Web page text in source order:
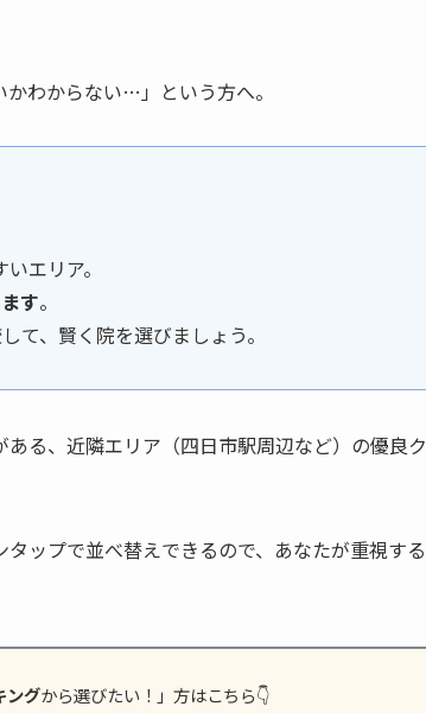
わからない…」という方へ。
エリア。
す。
て、賢く院を選びましょう。
る、近隣エリア（四日市駅周辺など）の優良ク
タップで並べ替えできるので、あなたが重視する
ングから選びたい！」方はこちら👇